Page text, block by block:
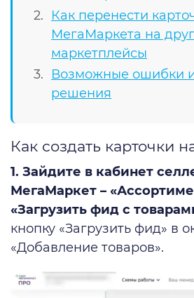
Как перенести
МегаМаркета на
маркетплейсы
Возможные ошибки
решения
Как создать карточки
1. Зайдите в кабинет
МегаМаркет –
«Загрузить фид с
кнопку «Загрузить фид» в
«Добавление товаров».